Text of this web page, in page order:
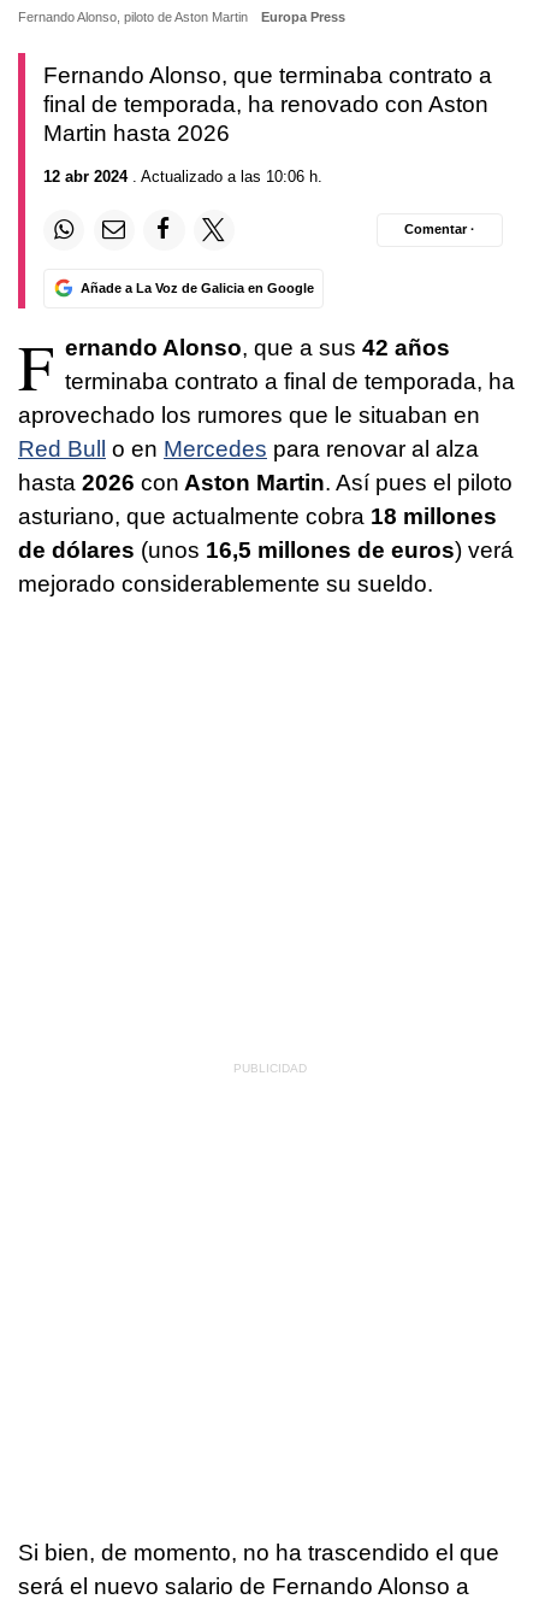
Fernando Alonso, piloto de Aston Martin Europa Press
Fernando Alonso, que terminaba contrato a
final de temporada, ha renovado con Aston
Martin hasta 2026
12 abr 2024. Actualizado a las 10:06 h.
Añade a La Voz de Galicia en Google
Comentar ·
F ernando Alonso, que a sus 42 años
terminaba contrato a final de temporada, ha
aprovechado los rumores que le situaban en
Red Bull o en Mercedes para renovar al alza
hasta 2026 con Aston Martin. Así pues el piloto
asturiano, que actualmente cobra 18 millones
de dólares (unos 16,5 millones de euros) verá
mejorado considerablemente su sueldo.
Si bien, de momento, no ha trascendido el que
será el nuevo salario de Fernando Alonso a